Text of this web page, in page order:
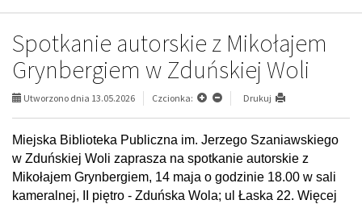
Spotkanie autorskie z Mikołajem
Grynbergiem w Zduńskiej Woli
Utworzono dnia 13.05.2026 Czcionka: Drukuj
Miejska Biblioteka Publiczna im. Jerzego Szaniawskiego
w Zduńskiej Woli zaprasza na spotkanie autorskie z
Mikołajem Grynbergiem, 14 maja o godzinie 18.00 w sali
kameralnej, II piętro - Zduńska Wola; ul Łaska 22. Więcej